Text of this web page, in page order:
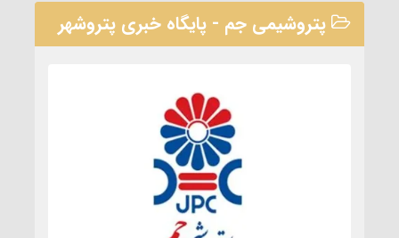
پتروشیمی جم - پایگاه خبری پتروشهر